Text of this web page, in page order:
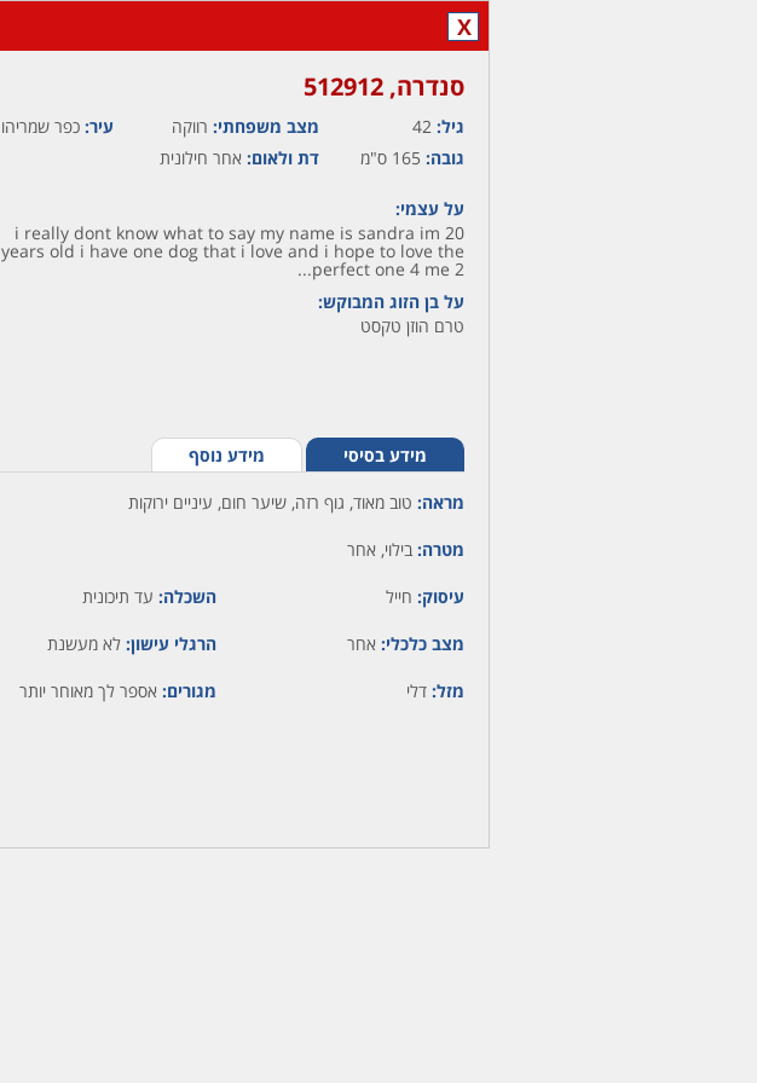
X
סנדרה,‏ 512912
גיל: 42 מצב משפחתי: רווקה עיר: כפר שמריהו
גובה: 165 ס"מ דת ולאום: אחר חילונית
על עצמי:
i really dont know what to say my name is sandra im 20
years old i have one dog that i love and i hope to love the
perfect one 4 me 2...
על בן הזוג המבוקש:
טרם הוזן טקסט
מידע בסיסי מידע נוסף
מראה: טוב מאוד, גוף רזה, שיער חום, עיניים ירוקות
מטרה: בילוי, אחר
עיסוק: חייל השכלה: עד תיכונית
מצב כלכלי: אחר הרגלי עישון: לא מעשנת
מזל: דלי מגורים: אספר לך מאוחר יותר